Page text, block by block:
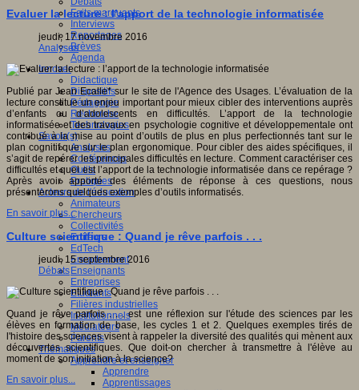
Faits marquants
Interviews
Reportages
Brèves
Agenda
Innover
Didactique
Dispositifs
Pédagogie
Recherche
Technologies
Savoir(s)
Analyses
Conférences
Outils
Pratiques
Acteurs de l'éducation
Animateurs
Chercheurs
Collectivités
Editeurs
EdTech
Encadrement
Enseignants
Entreprises
Etudiants
Filières industrielles
Institutionnels
Médiateurs
Parents
Thématiques
Apprendre et enseigner
Apprendre
Apprentissages
Evaluer la lecture : l’apport de la technologie informatisée
jeudi, 17 novembre 2016
Analyses
Publié par Jean Ecalle* sur le site de l'Agence des Usages. L’évaluation de la
lecture constitue un enjeu important pour mieux cibler des interventions auprès
d’enfants ou d’adolescents en difficultés. L’apport de la technologie
informatisée et des travaux en psychologie cognitive et développementale ont
contribué à la mise au point d’outils de plus en plus perfectionnés tant sur le
plan cognitif que sur le plan ergonomique. Pour cibler des aides spécifiques, il
s’agit de repérer les principales difficultés en lecture. Comment caractériser ces
difficultés et quel est l’apport de la technologie informatisée dans ce repérage ?
Après avoir apporté des éléments de réponse à ces questions, nous
présenterons quelques exemples d’outils informatisés.
En savoir plus...
Culture scientifique : Quand je rêve parfois . . .
jeudi, 15 septembre 2016
Débats
Quand je rêve parfois . . . est une réflexion sur l'étude des sciences par les
élèves en formation de base, les cycles 1 et 2. Quelques exemples tirés de
l'histoire des sciences visent à rappeler la diversité des qualités qui mènent aux
découvertes scientifiques. Que doit-on chercher à transmettre à l'élève au
moment de son initiation à la science?
En savoir plus...